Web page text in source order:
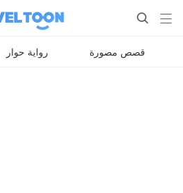
 
رواية حوار قصص مصورة